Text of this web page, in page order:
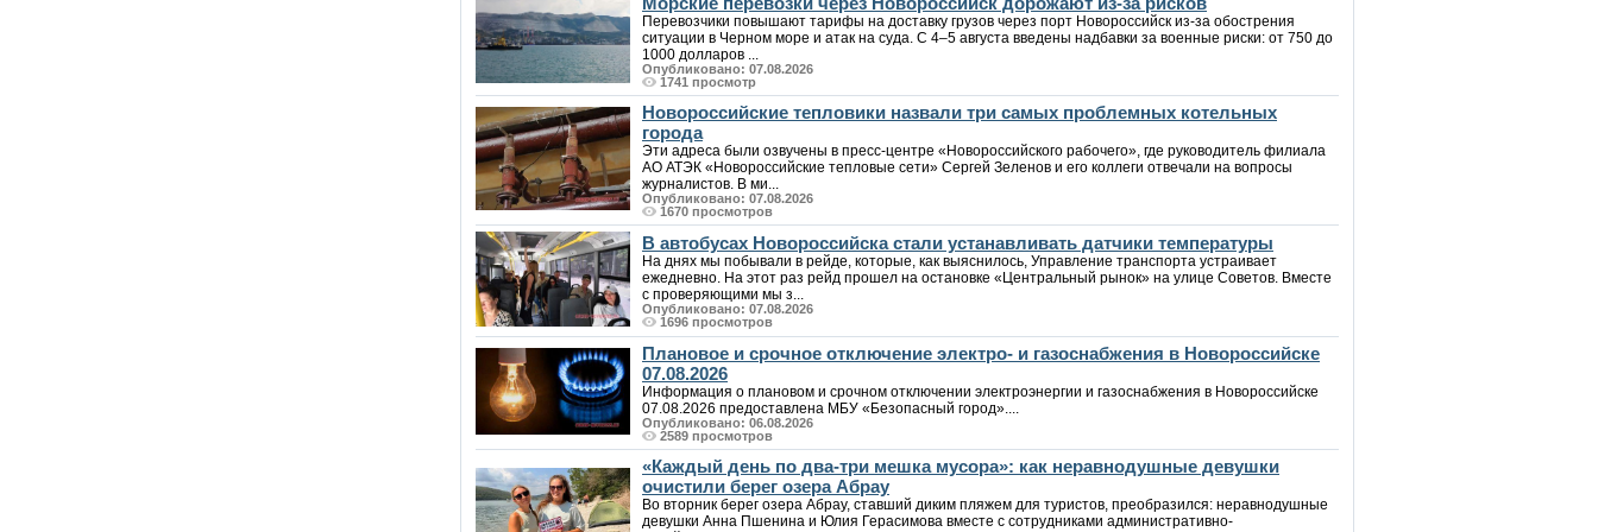
Перевозчики повышают тарифы на доставку грузов через порт Новороссийск из-за обострения
ситуации в Черном море и атак на суда. С 4–5 августа введены надбавки за военные риски: от 750 до
1000 долларов ...
Опубликовано: 07.08.2026
1741 просмотр
Новороссийские тепловики назвали три самых проблемных котельных
города
Эти адреса были озвучены в пресс-центре «Новороссийского рабочего», где руководитель филиала
АО АТЭК «Новороссийские тепловые сети» Сергей Зеленов и его коллеги отвечали на вопросы
журналистов. В ми...
Опубликовано: 07.08.2026
1670 просмотров
В автобусах Новороссийска стали устанавливать датчики температуры
На днях мы побывали в рейде, которые, как выяснилось, Управление транспорта устраивает
ежедневно. На этот раз рейд прошел на остановке «Центральный рынок» на улице Советов. Вместе
с проверяющими мы з...
Опубликовано: 07.08.2026
1696 просмотров
Плановое и срочное отключение электро- и газоснабжения в Новороссийске
07.08.2026
Информация о плановом и срочном отключении электроэнергии и газоснабжения в Новороссийске
07.08.2026 предоставлена МБУ «Безопасный город»....
Опубликовано: 06.08.2026
2589 просмотров
«Каждый день по два-три мешка мусора»: как неравнодушные девушки
очистили берег озера Абрау
Во вторник берег озера Абрау, ставший диким пляжем для туристов, преобразился: неравнодушные
девушки Анна Пшенина и Юлия Герасимова вместе с сотрудниками административно-